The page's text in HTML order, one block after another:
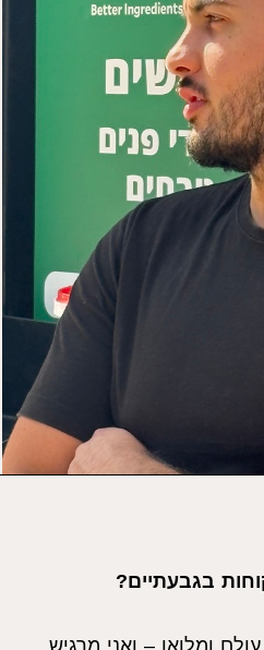
בגבעתיים?